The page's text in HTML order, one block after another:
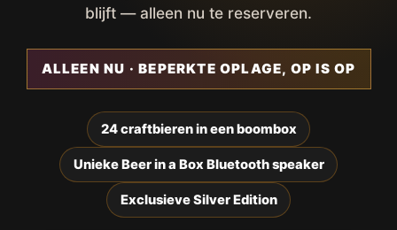
blijft — alleen nu te reserveren.
ALLEEN NU · BEPERKTE OPLAGE, OP IS OP
24 craftbieren in een boombox
Unieke Beer in a Box Bluetooth speaker
Exclusieve Silver Edition